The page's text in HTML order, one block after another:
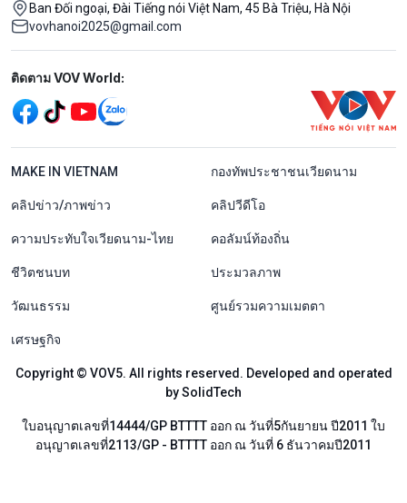
Ban Đối ngoại, Đài Tiếng nói Việt Nam, 45 Bà Triệu, Hà Nội
vovhanoi2025@gmail.com
Mạng xã hội
ติดตาม VOV World:
menu footer tiếng Thái
MAKE IN VIETNAM กองทัพประชาชนเวียดนาม
คลิปข่าว/ภาพข่าว คลิปวีดีโอ
ความประทับใจเวียดนาม-ไทย คอลัมน์ท้องถิ่น
ชีวิตชนบท ประมวลภาพ
วัฒนธรรม ศูนย์รวมความเมตตา
เศรษฐกิจ
Copyright © VOV5. All rights reserved. Developed and operated
by SolidTech
ใบอนุญาตเลขที่14444/GP BTTTT ออก ณ วันที่5กันยายน ปี2011 ใบ
อนุญาตเลขที่2113/GP - BTTTT ออก ณ วันที่ 6 ธันวาคมปี2011